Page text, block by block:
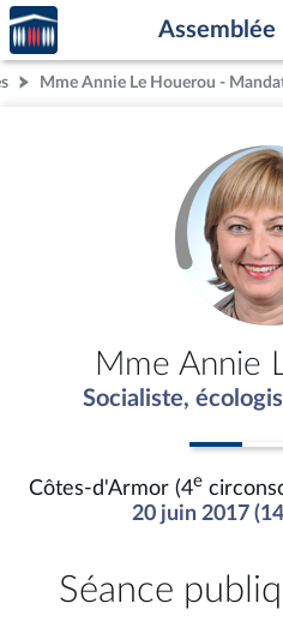
Aller au contenu
Aller en bas de la page
Accèder
à la
page
d'accueil
Assemblée
Mme Annie
Socialiste,
Côtes-d'Armor (4e
20 juin 2017 (14
Séance